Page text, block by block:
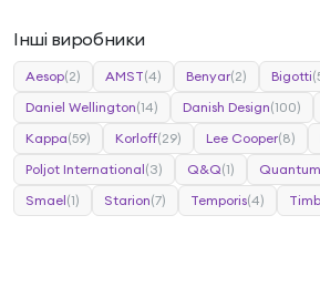
Інші виробники
Aesop(2) AMST(4) Benyar(2) Bigotti
Daniel Wellington(14) Danish Design(100)
Kappa(59) Korloff(29) Lee Cooper(8)
Poljot International(3) Q&Q(1) Quantum
Smael(1) Starion(7) Temporis(4)